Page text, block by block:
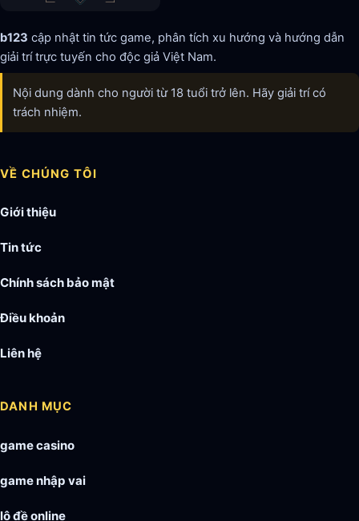
b123 cập nhật tin tức game, phân tích xu hướng và hướng dẫn
giải trí trực tuyến cho độc giả Việt Nam.
Nội dung dành cho người từ 18 tuổi trở lên. Hãy giải trí có
trách nhiệm.
VỀ CHÚNG TÔI
Giới thiệu
Tin tức
Chính sách bảo mật
Điều khoản
Liên hệ
DANH MỤC
game casino
game nhập vai
lô đề online